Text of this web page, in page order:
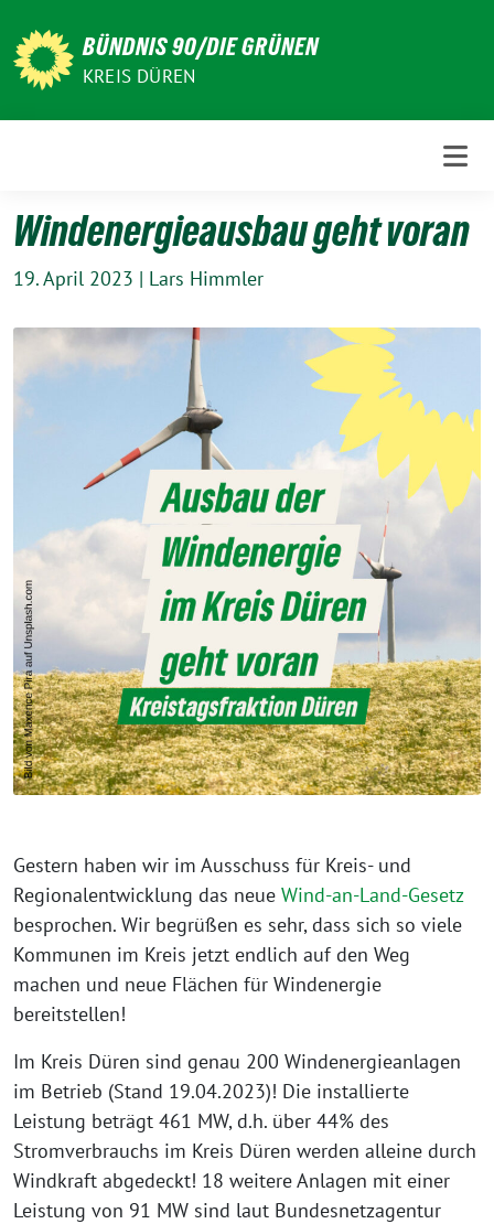
zum
Inhalt
BÜNDNIS 90/DIE GRÜNEN
KREIS DÜREN
Windenergieausbau geht voran
19. April 2023 | Lars Himmler
Gestern haben wir im Ausschuss für Kreis- und
Regionalentwicklung das neue Wind-an-Land-Gesetz
besprochen. Wir begrüßen es sehr, dass sich so viele
Kommunen im Kreis jetzt endlich auf den Weg
machen und neue Flächen für Windenergie
bereitstellen!
Im Kreis Düren sind genau 200 Windenergieanlagen
im Betrieb (Stand 19.04.2023)! Die installierte
Leistung beträgt 461 MW, d.h. über 44% des
Stromverbrauchs im Kreis Düren werden alleine durch
Windkraft abgedeckt! 18 weitere Anlagen mit einer
Leistung von 91 MW sind laut Bundesnetzagentur